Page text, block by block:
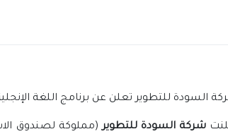
السودة للتطوير تعلن عن برنامج اللغة
شركة السودة للتطوير(مملوكة لصندوق